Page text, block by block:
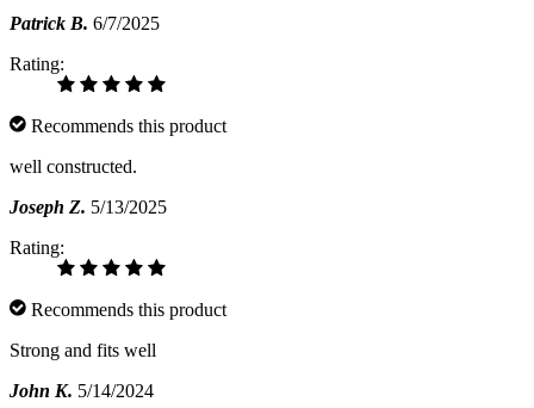
Patrick B. 6/7/2025
Rating:
Recommends this product
well constructed.
Joseph Z. 5/13/2025
Rating:
Recommends this product
Strong and fits well
John K. 5/14/2024